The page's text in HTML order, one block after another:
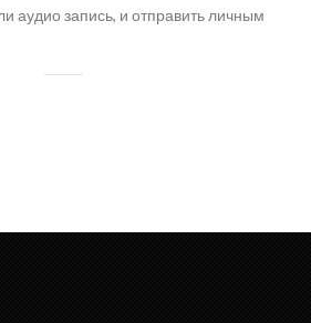
аудио запись, и отправить личным